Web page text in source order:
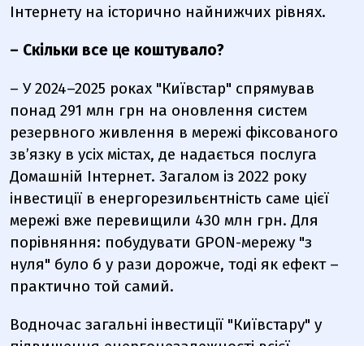
Інтернету на історично найнижчих рівнях.
– Скільки все це коштувало?
– У 2024–2025 роках "Київстар" спрямував
понад 291 млн грн на оновлення систем
резервного живлення в мережі фіксованого
зв’язку в усіх містах, де надається послуга
Домашній Інтернет. Загалом із 2022 року
інвестиції в енергорезильєнтність саме цієї
мережі вже перевищили 430 млн грн. Для
порівняння: побудувати GPON-мережу "з
нуля" було б у рази дорожче, тоді як ефект –
практично той самий.
Водночас загальні інвестиції "Київстару" у